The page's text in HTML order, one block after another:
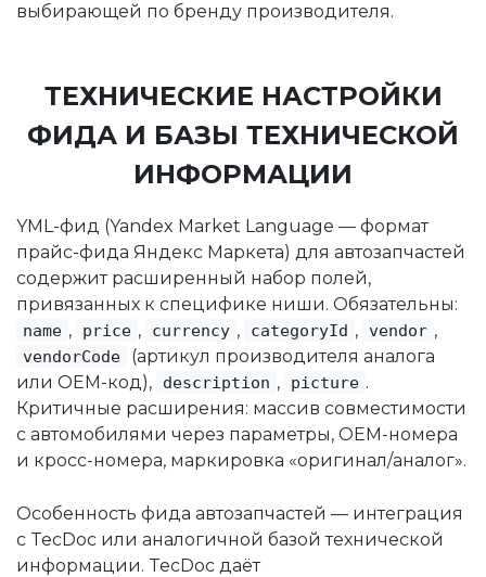
выбирающей по бренду производителя.
ТЕХНИЧЕСКИЕ НАСТРОЙКИ
ФИДА И БАЗЫ ТЕХНИЧЕСКОЙ
ИНФОРМАЦИИ
YML-фид (Yandex Market Language — формат
прайс-фида Яндекс Маркета) для автозапчастей
содержит расширенный набор полей,
привязанных к специфике ниши. Обязательны:
name , price , currency , categoryId , vendor ,
vendorCode
(артикул производителя аналога
или OEM-код),
description , picture .
Критичные расширения: массив совместимости
с автомобилями через параметры, OEM-номера
и кросс-номера, маркировка «оригинал/аналог».
Особенность фида автозапчастей — интеграция
с TecDoc или аналогичной базой технической
информации. TecDoc даёт